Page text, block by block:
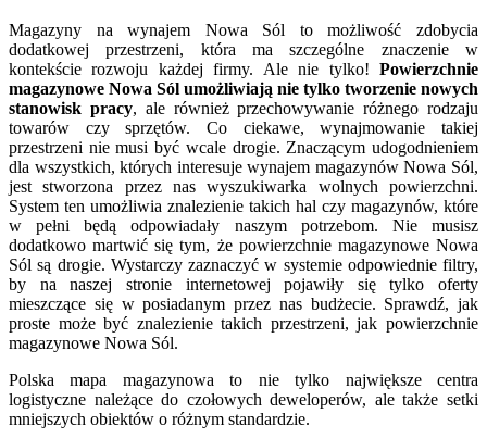
Magazyny na wynajem Nowa Sól to możliwość zdobycia
dodatkowej przestrzeni, która ma szczególne znaczenie w
kontekście rozwoju każdej firmy. Ale nie tylko! Powierzchnie
magazynowe Nowa Sól umożliwiają nie tylko tworzenie nowych
stanowisk pracy, ale również przechowywanie różnego rodzaju
towarów czy sprzętów. Co ciekawe, wynajmowanie takiej
przestrzeni nie musi być wcale drogie. Znaczącym udogodnieniem
dla wszystkich, których interesuje wynajem magazynów Nowa Sól,
jest stworzona przez nas wyszukiwarka wolnych powierzchni.
System ten umożliwia znalezienie takich hal czy magazynów, które
w pełni będą odpowiadały naszym potrzebom. Nie musisz
dodatkowo martwić się tym, że powierzchnie magazynowe Nowa
Sól są drogie. Wystarczy zaznaczyć w systemie odpowiednie filtry,
by na naszej stronie internetowej pojawiły się tylko oferty
mieszczące się w posiadanym przez nas budżecie. Sprawdź, jak
proste może być znalezienie takich przestrzeni, jak powierzchnie
magazynowe Nowa Sól.
Polska mapa magazynowa to nie tylko największe centra
logistyczne należące do czołowych deweloperów, ale także setki
mniejszych obiektów o różnym standardzie.